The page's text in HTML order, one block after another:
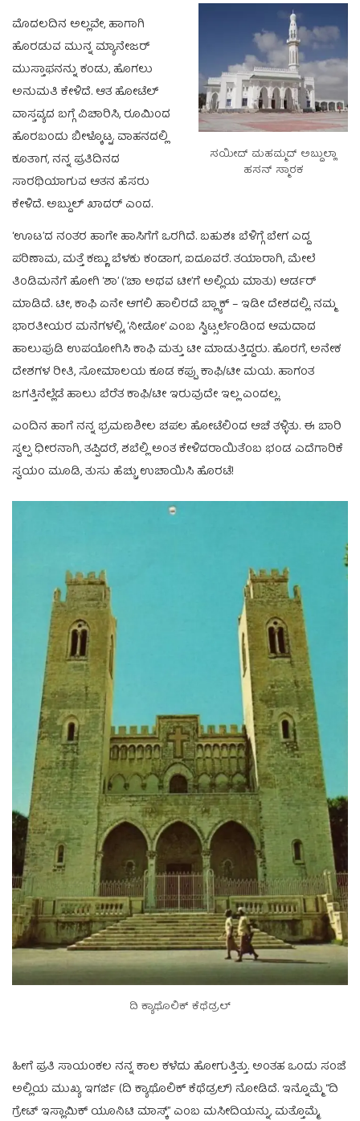
ಸಯೀದ್ ಮಹಮ್ಮದ್ ಅಬ್ದುಲ್ಲಾ
ಹಸನ್ ಸ್ಮಾರಕ
ಮೊದಲದಿನ ಅಲ್ಲವೇ, ಹಾಗಾಗಿ
ಹೊರಡುವ ಮುನ್ನ ಮ್ಯಾನೇಜರ್
ಮುಸ್ತಾಫನನ್ನು ಕಂಡು, ಹೊಗಲು
ಅನುಮತಿ ಕೇಳಿದೆ. ಆತ ಹೋಟೆಲ್
ವಾಸ್ತವ್ಯದ ಬಗ್ಗೆ ವಿಚಾರಿಸಿ, ರೂಮಿಂದ
ಹೊರಬಂದು ಬೀಳ್ಕೊಟ್ಟ. ವಾಹನದಲ್ಲಿ
ಕೂತಾಗ, ನನ್ನ ಪ್ರತಿದಿನದ
ಸಾರಥಿಯಾಗುವ ಆತನ ಹೆಸರು
ಕೇಳಿದೆ. ಅಬ್ದುಲ್ ಖಾದರ್ ಎಂದ.
‘ಊಟ’ದ ನಂತರ ಹಾಗೇ ಹಾಸಿಗೆಗೆ ಒರಗಿದೆ. ಬಹುಶಃ ಬೆಳಿಗ್ಗೆ ಬೇಗ ಎದ್ದ
ಪರಿಣಾಮ, ಮತ್ತೆ ಕಣ್ಣು ಬೆಳಕು ಕಂಡಾಗ, ಐದೂವರೆ. ತಯಾರಾಗಿ, ಮೇಲೆ
ತಿಂಡಿಮನೆಗೆ ಹೋಗಿ ‘ಶಾ’ (‘ಚಾ ಅಥವ ಟೀ’ಗೆ ಅಲ್ಲಿಯ ಮಾತು) ಆರ್ಡರ್
ಮಾಡಿದೆ. ಟೀ, ಕಾಫಿ ಏನೇ ಆಗಲಿ ಹಾಲಿರದೆ ಬ್ಲ್ಯಾಕ್ – ಇಡೀ ದೇಶದಲ್ಲಿ. ನಮ್ಮ
ಭಾರತೀಯರ ಮನೆಗಳಲ್ಲಿ, ‘ನೀಡೋ’ ಎಂಬ ಸ್ವಿಟ್ಸರ್ಲೆಂಡಿಂದ ಆಮದಾದ
ಹಾಲುಪುಡಿ ಉಪಯೋಗಿಸಿ ಕಾಫಿ ಮತ್ತು ಟೀ ಮಾಡುತ್ತಿದ್ದರು. ಹೊರಗೆ, ಅನೇಕ
ದೇಶಗಳ ರೀತಿ, ಸೋಮಾಲಯ ಕೂಡ ಕಪ್ಪು ಕಾಫಿ/ಟೀ ಮಯ. ಹಾಗಂತ
ಜಗತ್ತಿನೆಲ್ಲೆಡೆ ಹಾಲು ಬೆರೆತ ಕಾಫಿ/ಟೀ ಇರುವುದೇ ಇಲ್ಲ ಎಂದಲ್ಲ.
ಎಂದಿನ ಹಾಗೆ ನನ್ನ ಭ್ರಮಣಶೀಲ ಚಪಲ ಹೋಟೆಲಿಂದ ಆಚೆ ತಳ್ಳಿತು. ಈ ಬಾರಿ
ಸ್ವಲ್ಪ ಧೀರನಾಗಿ, ತಪ್ಪಿದರೆ, ಶಬೆಲ್ಲಿ ಅಂತ ಕೇಳಿದರಾಯಿತೆಂಬ ಭಂಡ ಎದೆಗಾರಿಕೆ
ಸ್ವಯಂ ಮೂಡಿ, ತುಸು ಹೆಚ್ಚು ಉಚಾಯಿಸಿ ಹೊರಟೆ!
ದಿ ಕ್ಯಾಥೊಲಿಕ್ ಕೆಥೆಡ್ರಲ್
ಹೀಗೆ ಪ್ರತಿ ಸಾಯಂಕಲ ನನ್ನ ಕಾಲ ಕಳೆದು ಹೋಗುತ್ತಿತ್ತು. ಅಂತಹ ಒಂದು ಸಂಜೆ
ಅಲ್ಲಿಯ ಮುಖ್ಯ ಇಗರ್ಜಿ (ದಿ ಕ್ಯಾಥೊಲಿಕ್ ಕೆಥೆಡ್ರಲ್) ನೋಡಿದೆ. ಇನ್ನೊಮ್ಮೆ “ದಿ
ಗ್ರೇಟ್ ಇಸ್ಲಾಮಿಕ್ ಯೂನಿಟಿ ಮಾಸ್ಕ್” ಎಂಬ ಮಸೀದಿಯನ್ನು, ಮತ್ತೊಮ್ಮೆ,